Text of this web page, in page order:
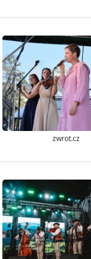
zwrot.cz